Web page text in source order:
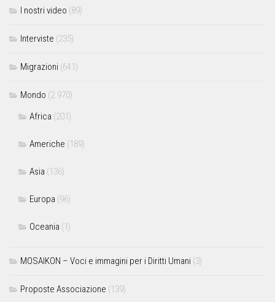
I nostri video (89)
Interviste (235)
Migrazioni (641)
Mondo (2.970)
Africa (201)
Americhe (189)
Asia (136)
Europa (96)
Oceania (1)
MOSAIKON – Voci e immagini per i Diritti Umani (3)
Proposte Associazione (139)